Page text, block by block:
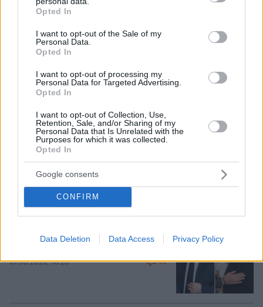
grant or deny consent to Google and its third-party tags to
use your data for below specified purposes in below Google
consent section.
Opted In
I want to opt-out of the Sale of my
Personal Data.
Opted In
I want to opt-out of processing my
Personal Data for Targeted Advertising.
Opted In
I want to opt-out of Collection, Use,
Retention, Sale, and/or Sharing of my
Personal Data that Is Unrelated with the
Purposes for which it was collected.
Opted In
Google consents
CONFIRM
Data Deletion Data Access Privacy Policy
Βόρεια Εύβοια: Οι 14 λίμνες που
γεννήθηκαν από εγκαταλελειμμένα
μεταλλεία δημιουργώντας ένα
μοναδικό οικοσύστημα, δείτε
07.08.2026, 15:58 15
Τουρκία, Σαουδική Αραβία και
Πακιστάν υπέγραψαν κοινή αμυντική
συμφωνία: «Επίθεση σε έναν θα
θεωρείται επίθεση σε όλους»
07.08.2026, 14:10
για τον έναν χρόνο από τον θάνατο
της Λένας Σαμαρά
07.08.2026, 10:26 55